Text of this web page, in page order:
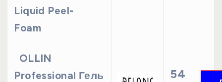
Liquid Peel-
Foam
OLLIN
Professional Гель
54